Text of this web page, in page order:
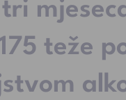
teže